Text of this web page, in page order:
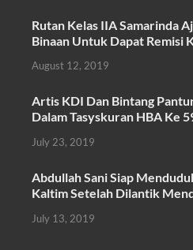
o
o
k
A
p
Rutan Kelas IIA Samarinda
Binaan Untuk Dapat Remisi
August 12, 2019
Artis KDI Dan Bintang
Dalam Tasyskuran HBA Ke
July 23, 2019
Abdullah Sani Siap
Kaltim Setelah Dilantik
July 13, 2019